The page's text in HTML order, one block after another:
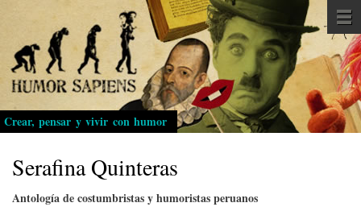
Pasar
al
contenido
principal
Crear, pensar y vivir con humor
Serafina Quinteras
Antología de costumbristas y humoristas peruanos